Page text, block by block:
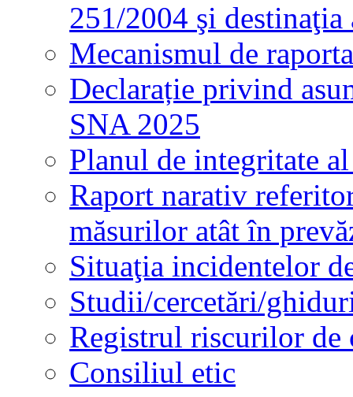
251/2004 şi destinaţia
Mecanismul de
Declarație privind
SNA 2025
Planul de integritate
Raport narativ
măsurilor atât în
Situaţia incidentelor
Studii/cercetări/
Registrul riscurilor de
Consiliul etic